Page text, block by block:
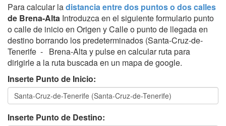
Para calcular ladistancia entre dos puntos o dos calles
de Brena-Alta Introduzca en el siguiente formulario punto
o calle de inicio en Origen y Calle o punto de llegada en
destino borrando los predeterminados (Santa-Cruz-de-
Tenerife - Brena-Alta y pulse en calcular ruta para
dirigirle a la ruta buscada en un mapa de google.
Inserte Punto de Inicio:
Inserte Punto de Destino: